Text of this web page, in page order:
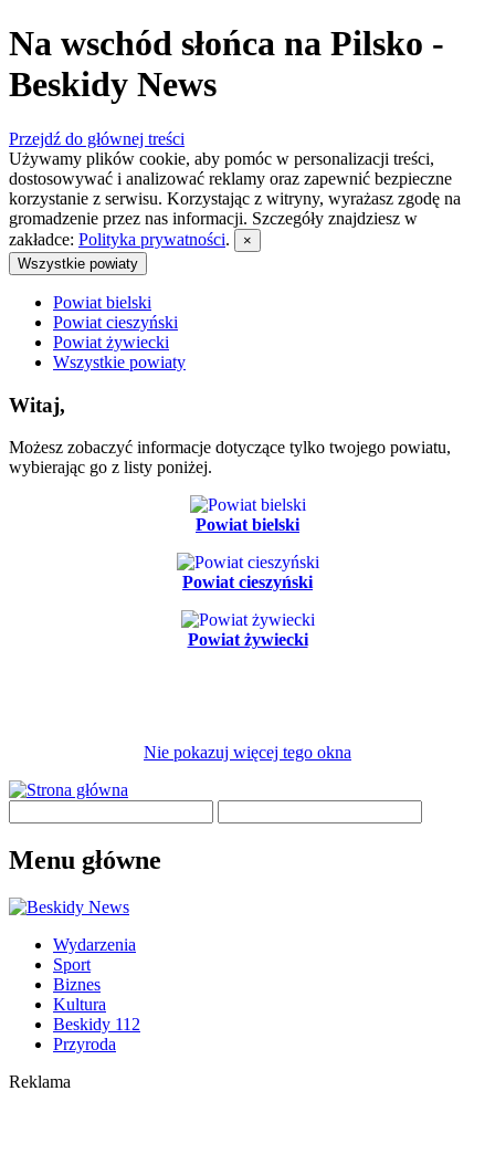
Na wschód słońca na Pilsko -
Beskidy News
Przejdź do głównej treści
Używamy plików cookie, aby pomóc w personalizacji treści,
dostosowywać i analizować reklamy oraz zapewnić bezpieczne
korzystanie z serwisu. Korzystając z witryny, wyrażasz zgodę na
gromadzenie przez nas informacji. Szczegóły znajdziesz w
zakładce: Polityka prywatności.
×
Wszystkie powiaty
Powiat bielski
Powiat cieszyński
Powiat żywiecki
Wszystkie powiaty
Witaj,
Możesz zobaczyć informacje dotyczące tylko twojego powiatu,
wybierając go z listy poniżej.
Powiat bielski
Powiat cieszyński
Powiat żywiecki
Nie pokazuj więcej tego okna
Menu główne
Wydarzenia
Sport
Biznes
Kultura
Beskidy 112
Przyroda
Reklama